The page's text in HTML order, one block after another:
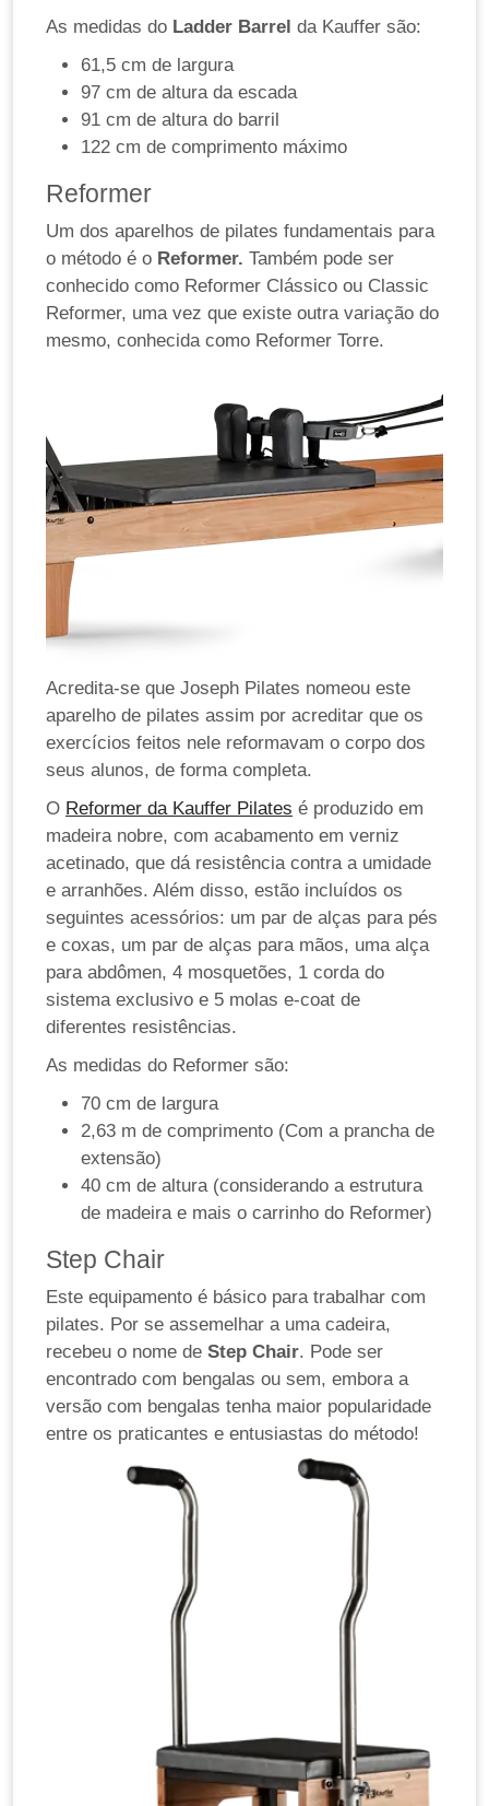
As medidas do Ladder Barrel da Kauffer são:
61,5 cm de largura
97 cm de altura da escada
91 cm de altura do barril
122 cm de comprimento máximo
Reformer
Um dos aparelhos de pilates fundamentais para
o método é o Reformer. Também pode ser
conhecido como Reformer Clássico ou Classic
Reformer, uma vez que existe outra variação do
mesmo, conhecida como Reformer Torre.
Acredita-se que Joseph Pilates nomeou este
aparelho de pilates assim por acreditar que os
exercícios feitos nele reformavam o corpo dos
seus alunos, de forma completa.
O Reformer da Kauffer Pilates é produzido em
madeira nobre, com acabamento em verniz
acetinado, que dá resistência contra a umidade
e arranhões. Além disso, estão incluídos os
seguintes acessórios: um par de alças para pés
e coxas, um par de alças para mãos, uma alça
para abdômen, 4 mosquetões, 1 corda do
sistema exclusivo e 5 molas e-coat de
diferentes resistências.
As medidas do Reformer são:
70 cm de largura
2,63 m de comprimento (Com a prancha de
extensão)
40 cm de altura (considerando a estrutura
de madeira e mais o carrinho do Reformer)
Step Chair
Este equipamento é básico para trabalhar com
pilates. Por se assemelhar a uma cadeira,
recebeu o nome de Step Chair. Pode ser
encontrado com bengalas ou sem, embora a
versão com bengalas tenha maior popularidade
entre os praticantes e entusiastas do método!